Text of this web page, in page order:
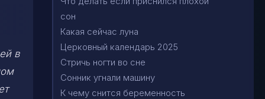
в
сон
Какая сейчас луна
Церковный календарь 2025
Стричь ногти во сне
Сонник угнали машину
К чему снится беременность